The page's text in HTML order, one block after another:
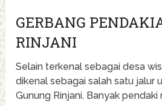
GERBANG
RINJANI
Selain terkenal sebagai desa
dikenal sebagai salah satu jalur
Gunung Rinjani. Banyak